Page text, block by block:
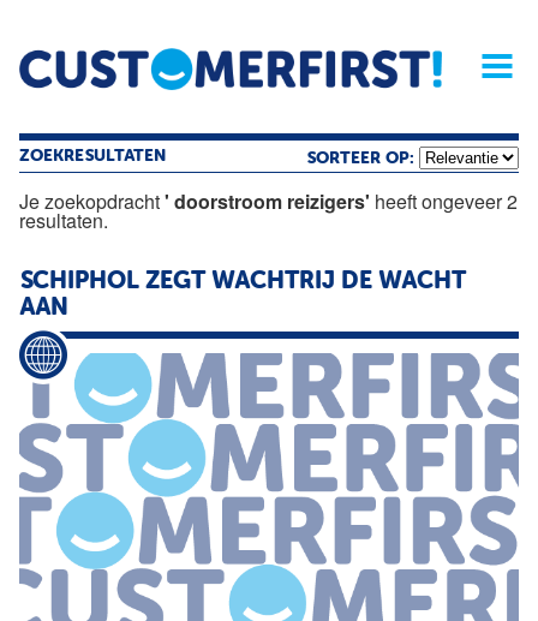
Home Opinie Archief
Magazine
ZOEKRESULTATEN SORTEER OP:
Je zoekopdracht' doorstroom reizigers' heeft ongeveer 2
resultaten.
SCHIPHOL ZEGT WACHTRIJ DE WACHT
AAN